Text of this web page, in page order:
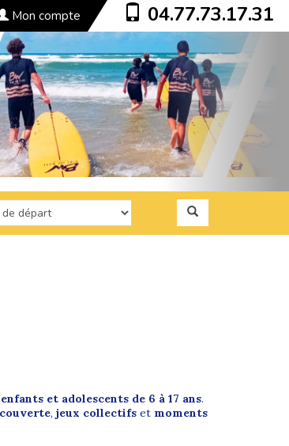
Mon compte 04.77.73.17.31
enfants et adolescents de 6 à 17 ans.
, jeux collectifs et moments